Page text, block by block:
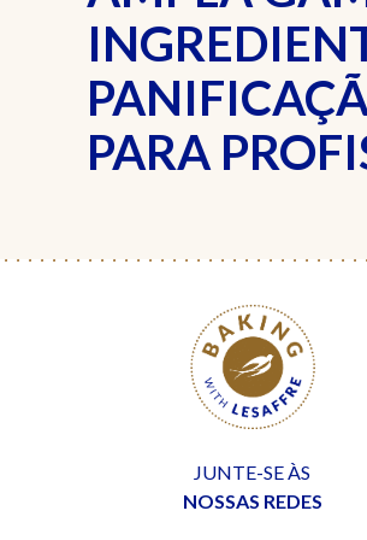
PARA
JUNTE-SE ÀS
NOSSAS REDES